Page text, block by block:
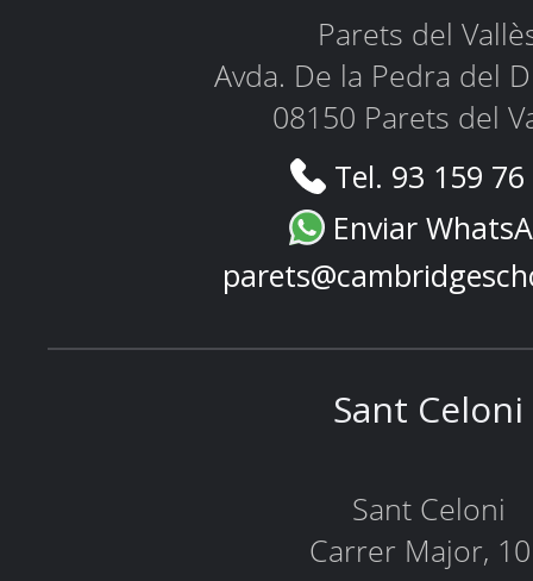
Parets del
Avda. De la Pedra del
08150 Parets del
Tel. 93 159
Enviar
Sant Celoni
Sant Celoni
Carrer Major,